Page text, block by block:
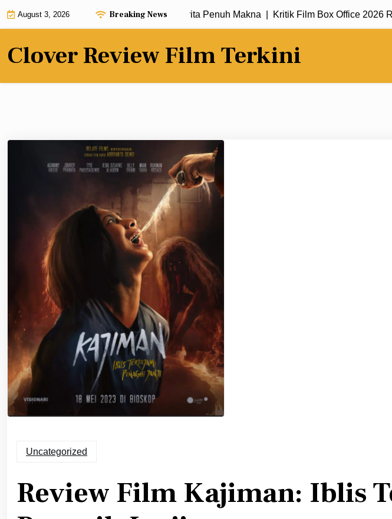
August 3, 2026 Breaking News
Review Film Terbaru dengan Alur Cerita Penuh Makna |Kritik Film Box Office 2026
Clover Review Film Terkini
Uncategorized
Review Film Kajiman: Iblis